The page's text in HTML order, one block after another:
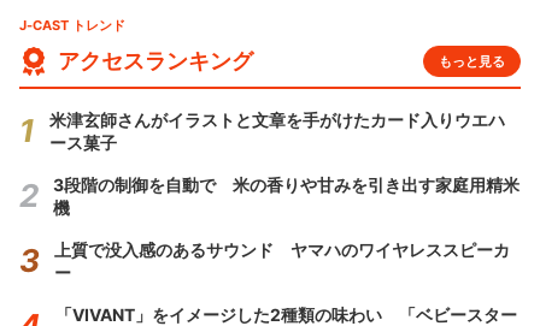
J-CAST トレンド
アクセスランキング もっと見る
米津玄師さんがイラストと文章を手がけたカード入りウエハ
ース菓子
3段階の制御を自動で 米の香りや甘みを引き出す家庭用精米
機
上質で没入感のあるサウンド ヤマハのワイヤレススピーカ
ー
「VIVANT」をイメージした2種類の味わい 「ベビースター